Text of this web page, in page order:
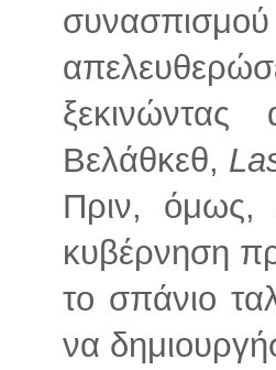
Βελάθκεθ,
Πριν, όμως,
κυβέρνηση
το σπάνιο
να